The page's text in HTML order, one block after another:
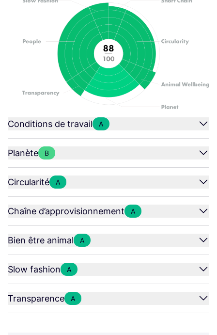
Conditions de travail A
Planète B
Circularité A
Chaîne d’approvisionnement A
Bien être animal A
Slow fashion A
Transparence A